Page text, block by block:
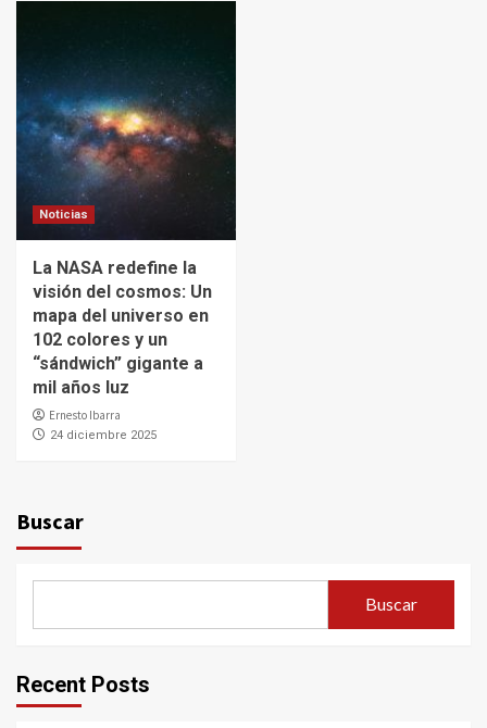
Noticias
La NASA redefine la
visión del cosmos: Un
mapa del universo en
102 colores y un
“sándwich” gigante a
mil años luz
Ernesto Ibarra
24 diciembre 2025
Buscar
Buscar
Recent Posts